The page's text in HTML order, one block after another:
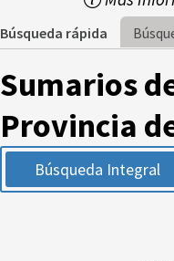
Búsqueda rápida
Sumarios
Provincia
Búsqueda Integral